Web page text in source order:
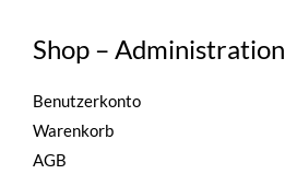
Shop – Administration
Benutzerkonto
Warenkorb
AGB